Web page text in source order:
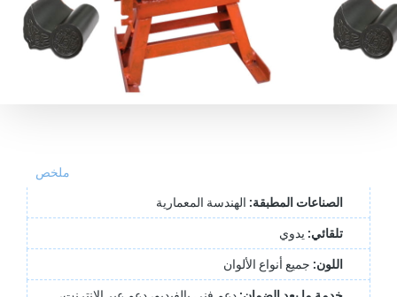
ملخص
الصناعات المطبقة: الهندسة المعمارية
تلقائي: يدوي
اللون: جميع أنواع الألوان